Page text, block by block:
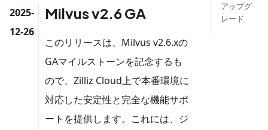
2025-
12-26
Milvus v2.6 GA
このリリースは、Milvus v2.6.xの
GAマイルストーンを記念するも
ので、Zilliz Cloud上で本番環境に
対応した安定性と完全な機能サポ
ートを提供します。これには、ジ
アップグ
レード